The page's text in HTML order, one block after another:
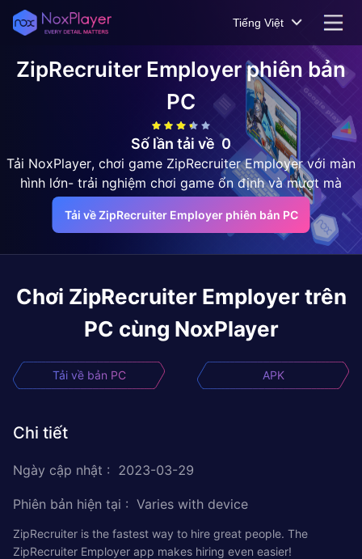
Tiếng Việt
ZipRecruiter Employerphiên bản
PC
Số lần tải về 0
Tải NoxPlayer, chơi game ZipRecruiter Employer với màn
hình lớn- trải nghiệm chơi game ổn định và mượt mà
Tải về ZipRecruiter Employer phiên bản PC
Chơi ZipRecruiter Employer trên
PC cùng NoxPlayer
Tải về bản PC APK
Chi tiết
Ngày cập nhật : 2023-03-29
Phiên bản hiện tại : Varies with device
ZipRecruiter is the fastest way to hire great people. The
ZipRecruiter Employer app makes hiring even easier!